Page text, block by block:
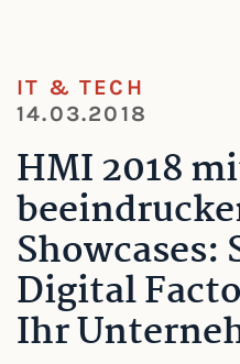
IT & TECH
14.03.2018
HMI 2018
Showcases:
Digital
Ihr